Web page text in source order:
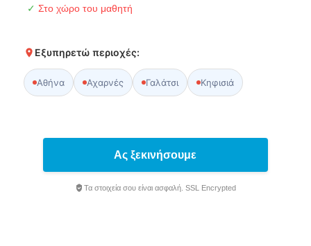
✓ Στο χώρο του μαθητή
Εξυπηρετώ περιοχές:
Αθήνα Αχαρνές Γαλάτσι Κηφισιά
Ας ξεκινήσουμε
Τα στοιχεία σου είναι ασφαλή. SSL Encrypted